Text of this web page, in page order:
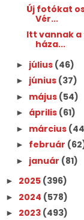
Új fotókat
Vér...
Itt vannak a
háza...
► július (46)
► június (37)
► május (54)
► április (61)
► március
► február
► január (81)
► 2025 (396)
► 2024 (578)
► 2023 (493)